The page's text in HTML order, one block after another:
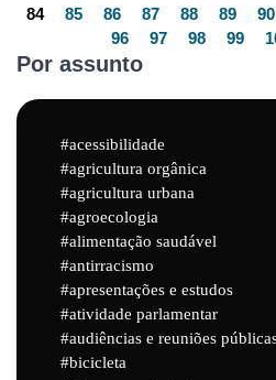
84
85 86 87 88 89 90
96
97 98 99
Por assunto
acessibilidade
agricultura orgânica
agricultura urbana
agroecologia
alimentação saudável
antirracismo
apresentações e estudos
atividade parlamentar
audiências e reuniões
bicicleta